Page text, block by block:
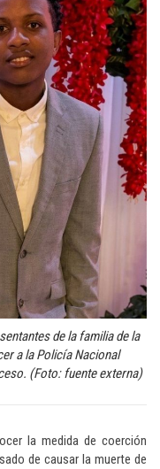
de la familia de la
a la Policía Nacional
(Foto: fuente externa)
la medida de coerción
de causar la muerte de